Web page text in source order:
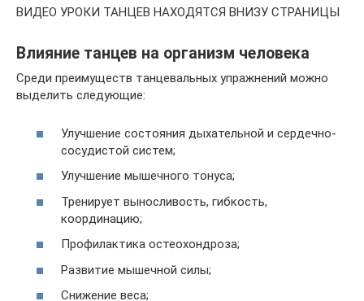
ВИДЕО УРОКИ ТАНЦЕВ НАХОДЯТСЯ ВНИЗУ СТРАНИЦЫ
Влияние танцев на организм человека
Среди преимуществ танцевальных упражнений можно
выделить следующие:
Улучшение состояния дыхательной и сердечно-
сосудистой систем;
Улучшение мышечного тонуса;
Тренирует выносливость, гибкость,
координацию;
Профилактика остеохондроза;
Развитие мышечной силы;
Снижение веса;